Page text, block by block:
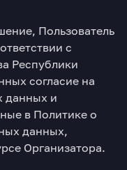
Пользователь
с
Республики
согласие на
данных и
в Политике о
данных,
Организатора.